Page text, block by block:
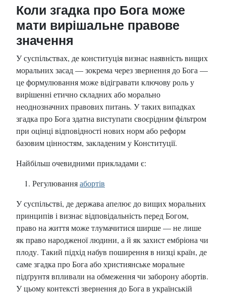
Коли згадка про Бога може
мати вирішальне правове
значення
У суспільствах, де конституція визнає наявність вищих
моральних засад — зокрема через звернення до Бога —
це формулювання може відігравати ключову роль у
вирішенні етично складних або морально
неоднозначних правових питань. У таких випадках
згадка про Бога здатна виступати своєрідним фільтром
при оцінці відповідності нових норм або реформ
базовим цінностям, закладеним у Конституції.
Найбільш очевидними прикладами є:
Регулюванняабортів
У суспільстві, де держава апелює до вищих моральних
принципів і визнає відповідальність перед Богом,
право на життя може тлумачитися ширше — не лише
як право народженої людини, а й як захист ембріона чи
плоду. Такий підхід набув поширення в низці країн, де
саме згадка про Бога або християнське моральне
підґрунтя впливали на обмеження чи заборону абортів.
У цьому контексті звернення до Бога в українській